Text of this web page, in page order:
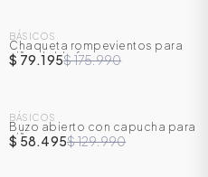
-55%
BÁSICOS
Chaqueta rompevientos para
niño doble faz
$ 79.195$ 175.990
-55 %
BÁSICOS
Buzo abierto con capucha para
niño
$ 58.495$ 129.990